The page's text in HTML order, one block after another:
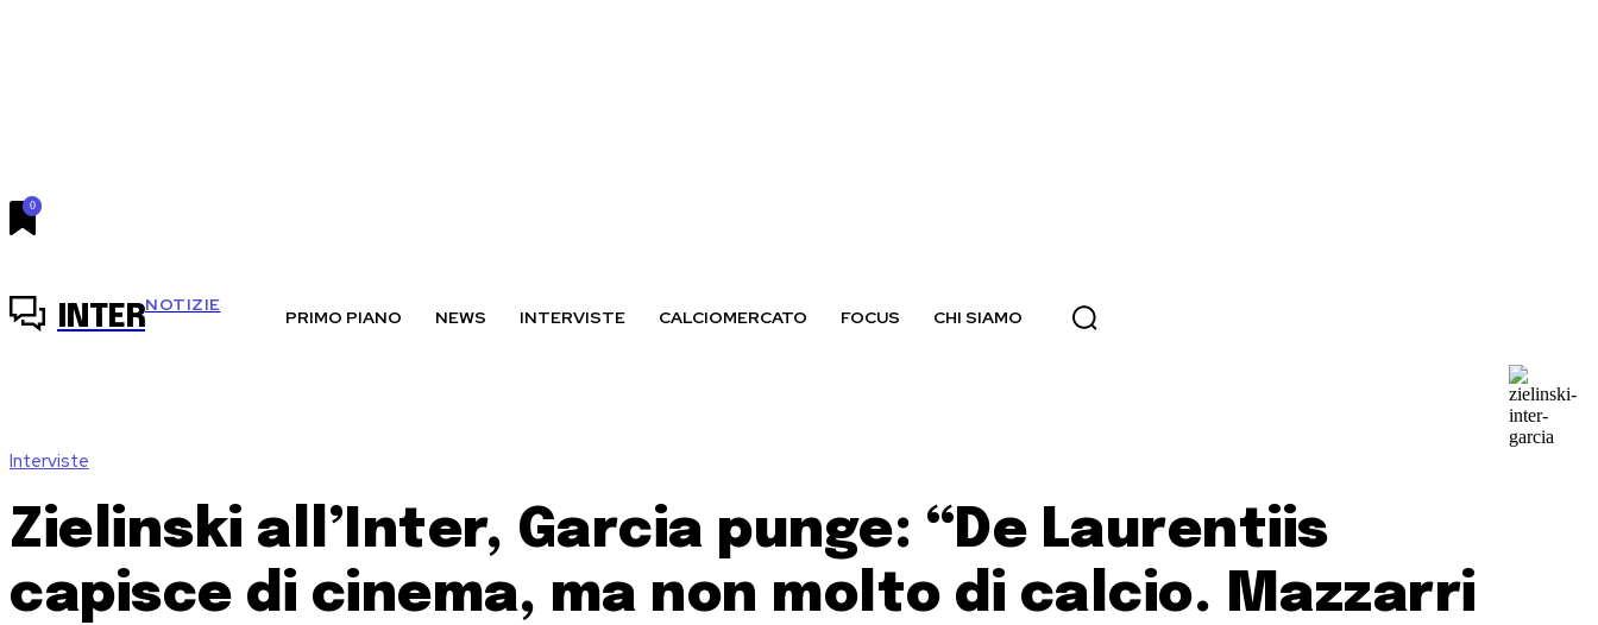
0
INTERNOTIZIE
PRIMO PIANO NEWS INTERVISTE CALCIOMERCATO FOCUS CHI SIAMO
Interviste
Zielinski all’Inter, Garcia punge: “De Laurentiis
capisce di cinema, ma non molto di calcio. Mazzarri